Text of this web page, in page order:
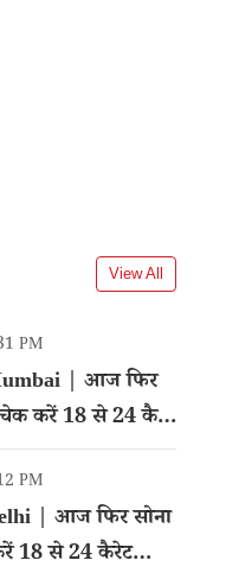
View All
PM
| आज फिर
करें 18 से 24 कैरेट
PM
| आज फिर सोना
18 से 24 कैरेट